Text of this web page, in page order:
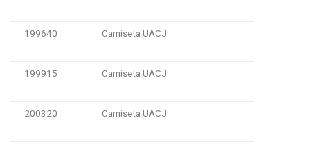
199640 Camiseta UACJ
199915 Camiseta UACJ
200320 Camiseta UACJ